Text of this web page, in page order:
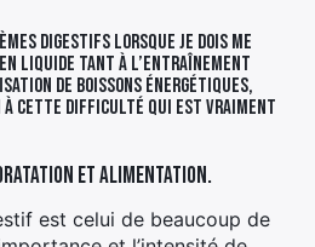
digestifs lorsque je dois me
liquide tant à l’entraînement
de boissons énergétiques,
cette difficulté qui est vraiment
et alimentation.
est celui de beaucoup de